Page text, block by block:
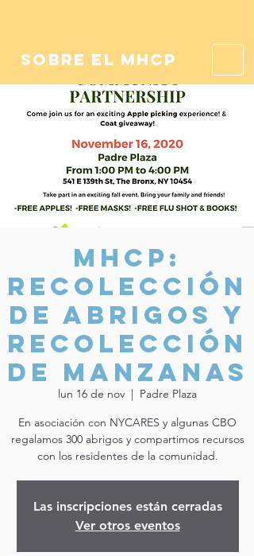
sobre el mhcp
MHCP:
Recolección
de abrigos y
recolección
de manzanas
lun 16 de nov
  |
Padre Plaza
En asociación con NYCARES y algunas CBO
regalamos 300 abrigos y compartimos recursos
con los residentes de la comunidad.
Las inscripciones están cerradas
Ver otros eventos